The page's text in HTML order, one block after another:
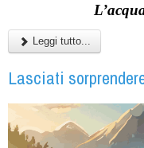
Leggi tutto...
Lasciati